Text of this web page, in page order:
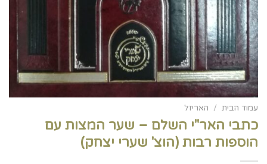
עמוד הבית / האריזל
כתבי האר"י השלם – שער המצות עם
הוספות רבות (הוצ' שערי יצחק)